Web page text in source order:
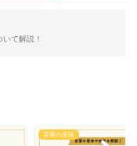
て解説！
言葉の意味